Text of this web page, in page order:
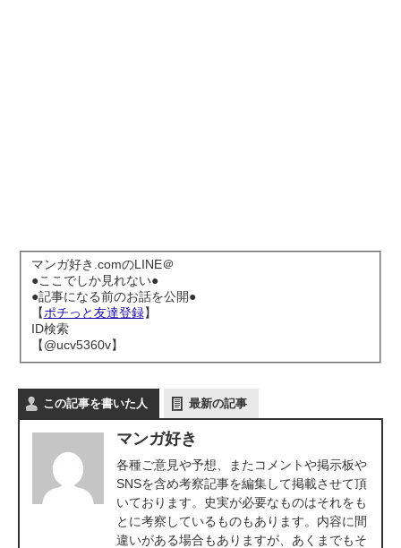
マンガ好き.comのLINE＠
●ここでしか見れない●
●記事になる前のお話を公開●
【ポチっと友達登録】
ID検索
【@ucv5360v】
この記事を書いた人 最新の記事
マンガ好き
各種ご意見や予想、またコメントや掲示板や
SNSを含め考察記事を編集して掲載させて頂
いております。史実が必要なものはそれをも
とに考察しているものもあります。内容に間
違いがある場合もありますが、あくまでもそ